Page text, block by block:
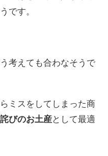
です。
考えても合わなそうで
ミスをしてしまった商
びのお土産として最適